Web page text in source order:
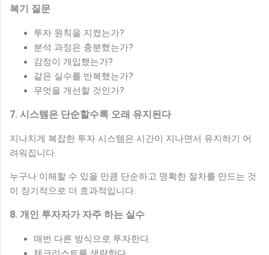
복기 질문
투자 원칙을 지켰는가?
분석 과정은 충분했는가?
감정이 개입했는가?
같은 실수를 반복했는가?
무엇을 개선할 것인가?
7. 시스템은 단순할수록 오래 유지된다
지나치게 복잡한 투자 시스템은 시간이 지나면서 유지하기 어
려워집니다.
누구나 이해할 수 있을 만큼 단순하고 명확한 절차를 만드는 것
이 장기적으로 더 효과적입니다.
8. 개인 투자자가 자주 하는 실수
매번 다른 방식으로 투자한다.